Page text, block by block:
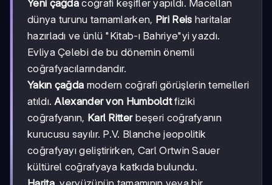
Yeni çağda coğrafi keşifler yapıldı. Macellan
dünya turunu tamamlarken, Piri Reis haritalar
hazırladı ve ünlü "Kitab-ı Bahriye"yi yazdı.
Evliya Çelebi de bu dönemin önemli
coğrafyacılarındandır.
Yakın çağda modern coğrafi görüşlerin temelleri
atıldı. Alexander von Humboldtfiziki
coğrafyanın, Karl Ritterbeşeri coğrafyanın
kurucusu sayılır. P.V. Blanche jeopolitik
coğrafyayı geliştirirken, Carl Ortwin Sauer
kültürel coğrafyaya katkıda bulundu.